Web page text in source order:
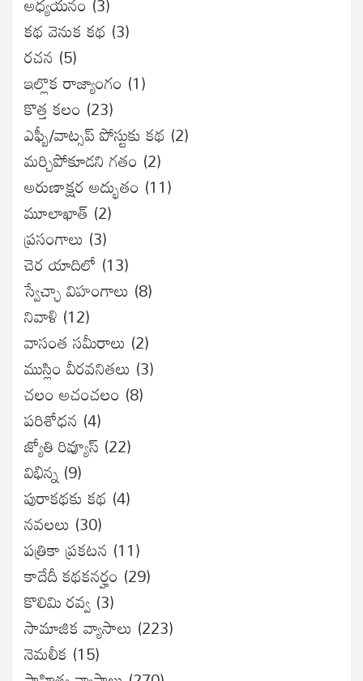
కథ వెనుక కథ (3)
రచన (5)
ఇల్లొక రాజ్యాంగం (1)
కొత్త కలం (23)
ఎఫ్బీ/వాట్సప్ పోస్టుకు కథ (2)
మర్చిపోకూడని గతం (2)
అరుణాక్షర అద్భుతం (11)
మూలాఖాత్ (2)
ప్రసంగాలు (3)
చెర యాదిలో (13)
స్వేచ్ఛా విహంగాలు (8)
నివాళి (12)
వాసంత సమీరాలు (2)
ముస్లిం వీరవనితలు (3)
చలం అచంచలం (8)
ప‌రిశోధ‌న‌ (4)
జ్యోతి రివ్యూస్ (22)
విభిన్న (9)
పురాకథకు కథ (4)
నవలలు (30)
పత్రికా ప్రకటన (11)
కాదేదీ కథకనర్హం (29)
కొలిమి రవ్వ (3)
సామాజిక వ్యాసాలు (223)
నెమలీక (15)